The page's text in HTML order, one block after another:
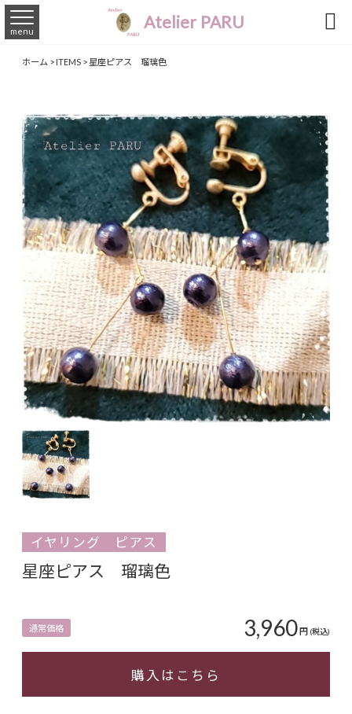
Atelier PARU
menu 
ホーム>ITEMS>星座ピアス 瑠璃色
イヤリング ピアス
星座ピアス 瑠璃色
通常価格 3,960円 (税込)
購入はこちら